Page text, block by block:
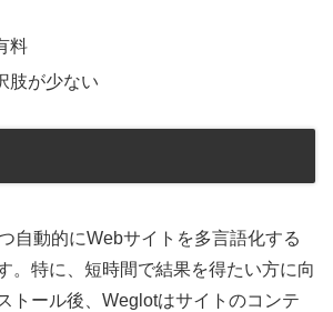
料
肢が少ない
自動的にWebサイトを多言語化する
。特に、短時間で結果を得たい方に向
トール後、Weglotはサイトのコンテ